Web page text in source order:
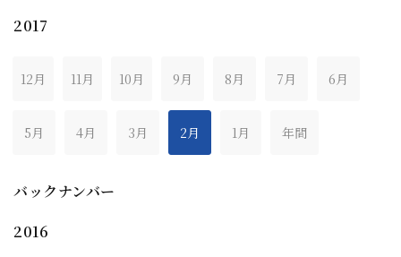
2017
12月 11月 10月 9月 8月 7月 6月
5月 4月 3月 2月 1月 年間
バックナンバー
2016